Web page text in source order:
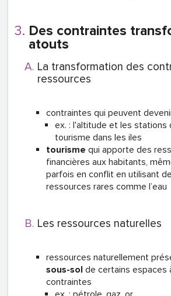
Des contraintes
atouts
La transformation des
ressources
contraintes qui peuvent
ex. : l'altitude et les stations
tourisme dans les iles
tourisme qui apporte des
financières aux habitants,
parfois en conflit en utilisant
ressources rares comme l’eau
Les ressources naturelles
ressources naturellement
sous-sol de certains espaces
contraintes